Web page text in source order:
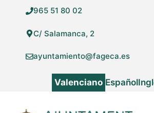
contingut
965 51 80 02
C/ Salamanca, 2
ayuntamiento@fageca.es
Valenciano Español